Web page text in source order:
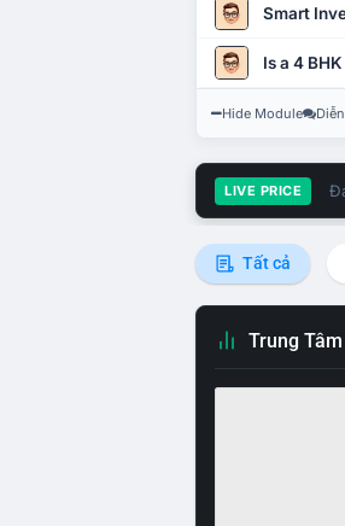
Smart
Is a 4
Hide Module
LIVE PRICE
Tất cả
Trung